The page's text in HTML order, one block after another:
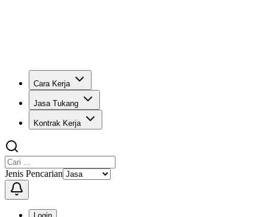
Cara Kerja
Jasa Tukang
Kontrak Kerja
Jenis Pencarian